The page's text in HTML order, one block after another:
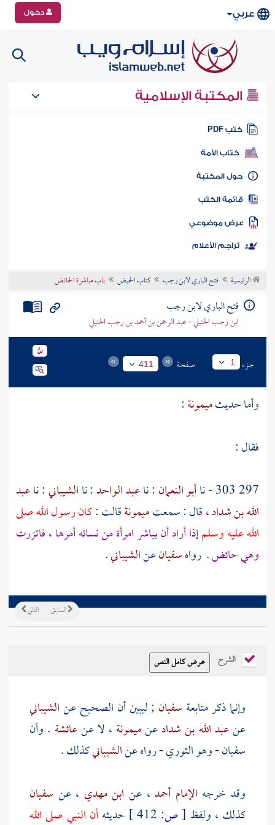
عربي دخول
المكتبة الإسلامية
كتب PDF
كتاب الأمة
المكتبة
الكتب
موضوعي
تراجم الأعلام
الرئيسية فتح الباري لابن رجب كتاب الحيض باب مباشرة الحائض
فتح الباري لابن رجب
ابن رجب الحنبلي - عبد الرحمن بن أحمد بن رجب الحنبلي
جزء 1 صفحة 411
وأما حديثميمونة:
فقال :
297 303 - نا
أبو النعمان :ناعبد الواحد :ناالشيباني :ناعبد
الله بن شداد ،قال : سمعتميمونةقالت :كان رسول الله صلى
الله عليه وسلمإذا أراد أن يباشر امرأة من نسائه أمرها ، فاتزرت
وهي حائض . رواهسفيانعنالشيباني.
التالي السابق
الشرح
وإنما ذكر متابعة سفيان ; ليبين أن الصحيح عنالشيباني
عنعبد الله بن شدادعنميمونة ، لا عنعائشة . وأن
سفيان - وهو الثوري- رواه عنالشيبانيكذلك .
وقد خرجه الإمام أحمد ، عن ابن مهدي ، عن سفيان
كذلك ، ولفظ [ص: حديثهأن النبي صلى الله